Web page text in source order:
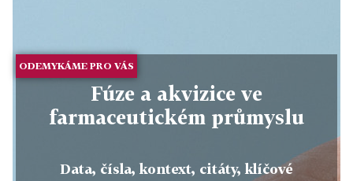
ODEMYKÁME PRO VÁS
Fúze a akvizice ve
farmaceutickém průmyslu
Data, čísla, kontext, citáty, klíčové